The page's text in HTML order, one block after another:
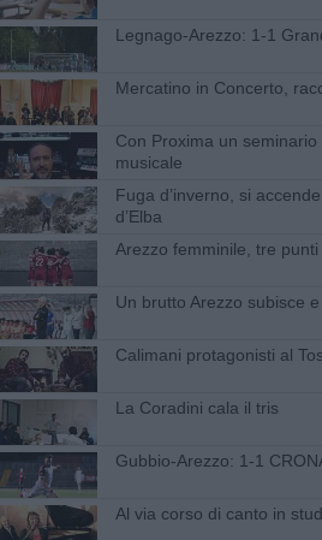
Legnago-Arezzo: 1-1
Mercatino in Concerto,
Con Proxima un
musicale
Fuga d’inverno, si
d’Elba
Arezzo femminile, tre
Un brutto Arezzo subisce
Calimani protagonisti al
La Coradini cala il tris
Gubbio-Arezzo: 1-1
Al via corso di canto in